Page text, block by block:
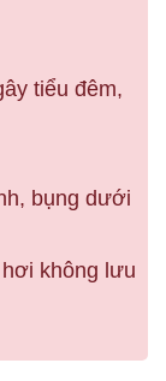
tiểu đêm,
bụng dưới
không lưu